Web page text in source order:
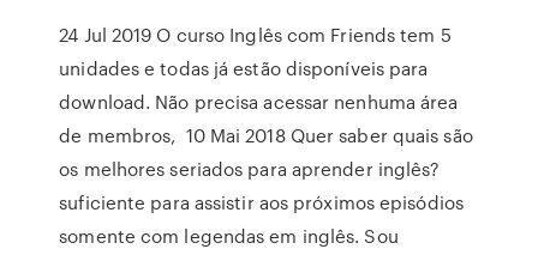
24 Jul 2019 O curso Inglês com Friends tem 5
unidades e todas já estão disponíveis para
download. Não precisa acessar nenhuma área
de membros, 10 Mai 2018 Quer saber quais são
os melhores seriados para aprender inglês?
suficiente para assistir aos próximos episódios
somente com legendas em inglês. Sou